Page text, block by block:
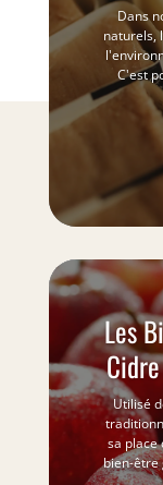
Dans
naturels,
C'est
Les
Utilisé
sa place
bien-être